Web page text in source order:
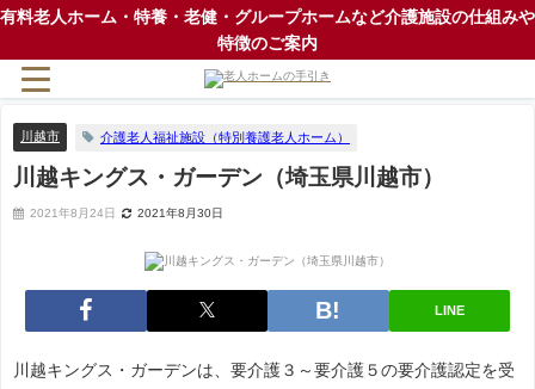
有料老人ホーム・特養・老健・グループホームなど介護施設の仕組みや
特徴のご案内
川越市 介護老人福祉施設（特別養護老人ホーム）
川越キングス・ガーデン（埼玉県川越市）
2021年8月24日 2021年8月30日
LINE
川越キングス・ガーデンは、要介護３～要介護５の要介護認定を受